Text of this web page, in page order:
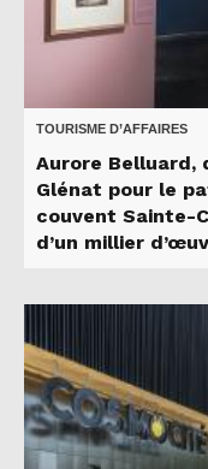
TOURISME D’AFFAIRES
Aurore Belluard,
Glénat pour le
couvent Sainte-
d’un millier